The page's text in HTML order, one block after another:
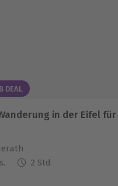
DEAL
in der Eifel für
Teilnehmer
2 Std